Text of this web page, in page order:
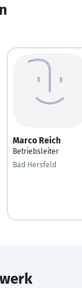
Marco Reich
Betriebsleiter
Bad Hersfeld